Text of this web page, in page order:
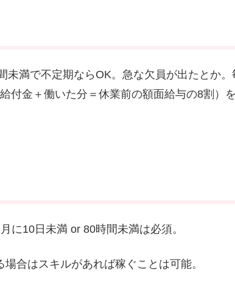
未満で不定期ならOK。急な欠員が出たとか。
付金＋働いた分＝休業前の額面給与の8割）
に10日未満 or 80時間未満は必須。
合はスキルがあれば稼ぐことは可能。